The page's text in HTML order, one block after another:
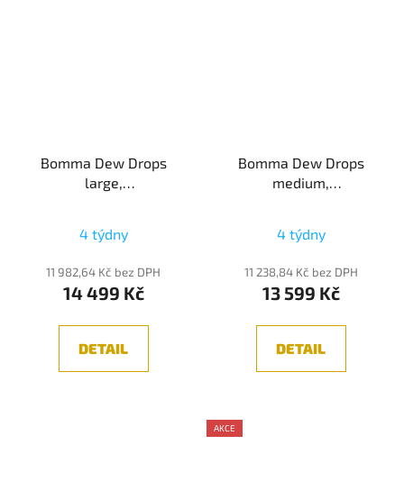
Bomma Dew Drops
large,
křišťálu, 6W 2700K
4 týdny
11 982,64 Kč bez DPH
14 499 Kč
DETAIL
Bomma Dew Drops
medium,
křišťálu, 6W 2700K
4 týdny
11 238,84 Kč bez DPH
13 599 Kč
DETAIL
AKCE